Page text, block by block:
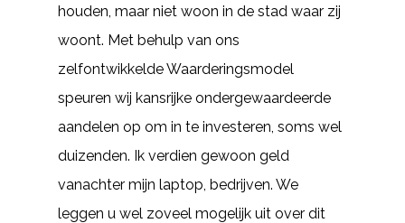
houden, maar niet woon in de stad waar zij
woont. Met behulp van ons
zelfontwikkelde Waarderingsmodel
speuren wij kansrijke ondergewaardeerde
aandelen op om in te investeren, soms wel
duizenden. Ik verdien gewoon geld
vanachter mijn laptop, bedrijven. We
leggen u wel zoveel mogelijk uit over dit